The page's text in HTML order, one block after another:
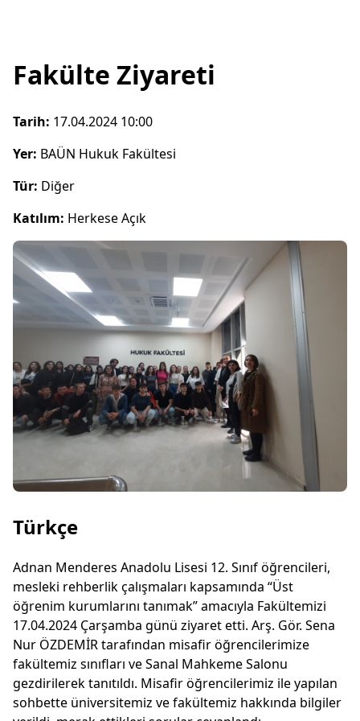
Fakülte Ziyareti
Tarih: 17.04.2024 10:00
Yer: BAÜN Hukuk Fakültesi
Tür: Diğer
Katılım: Herkese Açık
Türkçe
Adnan Menderes Anadolu Lisesi 12. Sınıf öğrencileri,
mesleki rehberlik çalışmaları kapsamında “Üst
öğrenim kurumlarını tanımak” amacıyla Fakültemizi
17.04.2024 Çarşamba günü ziyaret etti. Arş. Gör. Sena
Nur ÖZDEMİR tarafından misafir öğrencilerimize
fakültemiz sınıfları ve Sanal Mahkeme Salonu
gezdirilerek tanıtıldı. Misafir öğrencilerimiz ile yapılan
sohbette üniversitemiz ve fakültemiz hakkında bilgiler